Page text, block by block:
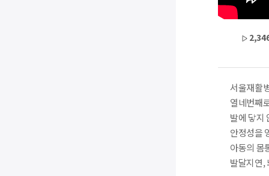
서울재활
열네번째
발에 닿지
안정성을
아동의 몸
발달지연,